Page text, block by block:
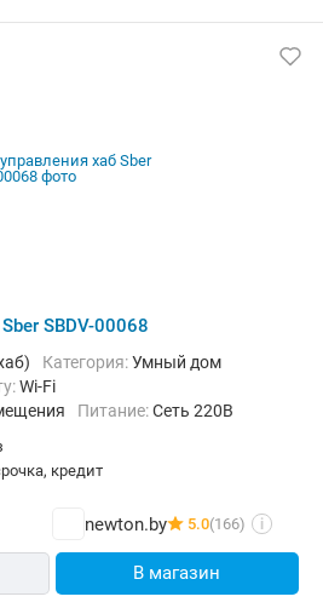
SBDV-00068
Категория:Умный дом
Wi-Fi
Питание:Сеть 220В
кредит
newton.by 5.0(166) i
В магазин